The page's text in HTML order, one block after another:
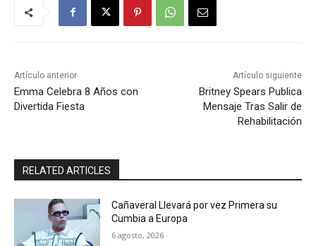
Artículo anterior
Emma Celebra 8 Años con
Divertida Fiesta
Artículo siguiente
Britney Spears Publica
Mensaje Tras Salir de
Rehabilitación
RELATED ARTICLES
Cañaveral Llevará por vez Primera su
Cumbia a Europa
6 agosto, 2026